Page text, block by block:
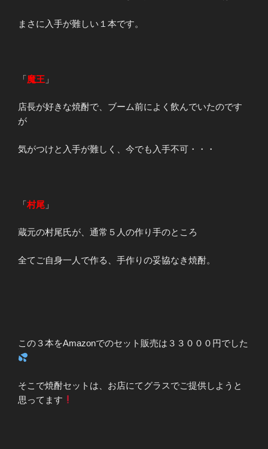
まさに入手が難しい１本です。
「魔王 」
店長が好きな焼酎で、ブーム前によく飲んでいたのです
が
気がつけと入手が難しく、今でも入手不可・・・
「村尾 」
蔵元の村尾氏が、通常５人の作り手のところ
全てご自身一人で作る、手作りの妥協なき焼酎。
この３本をAmazonでのセット販売は３３０００円でした
そこで焼酎セットは、お店にてグラスでご提供しようと
思ってます